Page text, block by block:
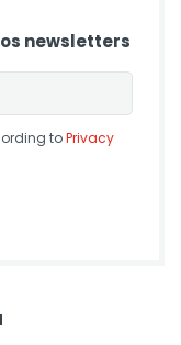
newsletters
toPrivacy